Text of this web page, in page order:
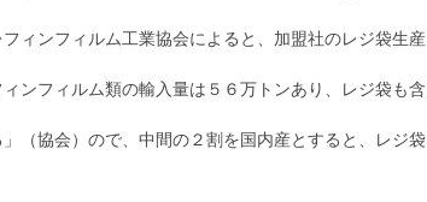
ィンフィルム工業協会によると、加盟社のレジ袋生産
ンフィルム類の輸入量は５６万トンあり、レジ袋も含
（協会）ので、中間の２割を国内産とすると、レジ袋